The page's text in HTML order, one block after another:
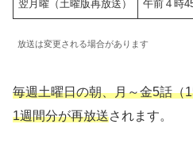
翌月曜（土曜版再放送） 午前４時
放送は変更される場合があります
毎週土曜日の朝、月～金5話（
1週間分が再放送されます。